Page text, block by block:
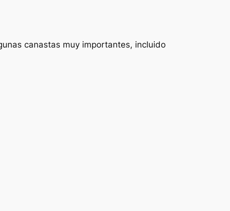
canastas muy importantes, incluido